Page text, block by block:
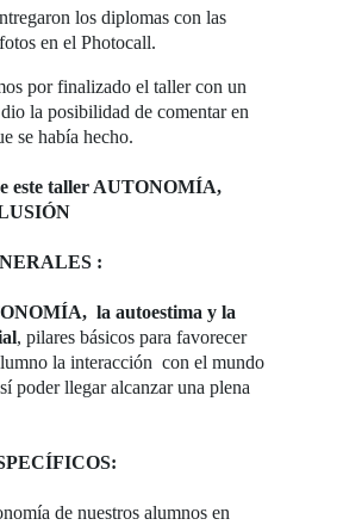
los diplomas con las
en el Photocall.
por finalizado el taller con un
la posibilidad de comentar en
se había hecho.
este taller AUTONOMÍA,
:
la autoestima y la
, pilares básicos para favorecer
la interacción con el mundo
poder llegar alcanzar una plena
de nuestros alumnos en